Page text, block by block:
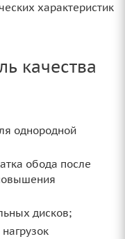
характеристик
качества
однородной
обода после
дисков;